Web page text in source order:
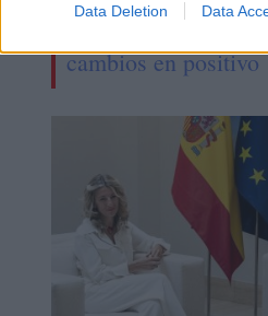
Data Deletion Data
Turismo y mujer,
cambios en positivo